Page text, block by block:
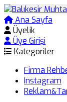
Ana Sayfa
Üyelik
Üye Girişi
Kategoriler
Firma
Instagram